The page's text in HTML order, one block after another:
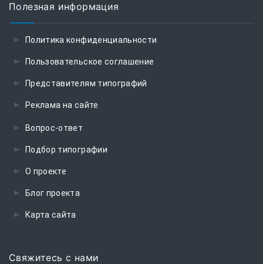
Полезная информация
Политика конфиденциальности
Пользовательское соглашение
Представителям типографий
Реклама на сайте
Вопрос-ответ
Подбор типографии
О проекте
Блог проекта
Карта сайта
Свяжитесь с нами